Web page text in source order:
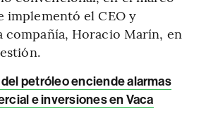
implementó el CEO y
compañía, Horacio Marín, en
del petróleo enciende alarmas
e inversiones en Vaca